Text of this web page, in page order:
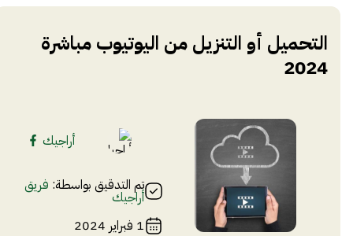
التحميل أو التنزيل من اليوتيوب مباشرة
2024
أراجيك
تم التدقيق بواسطة: فريق
أراجيك
1 فبراير 2024